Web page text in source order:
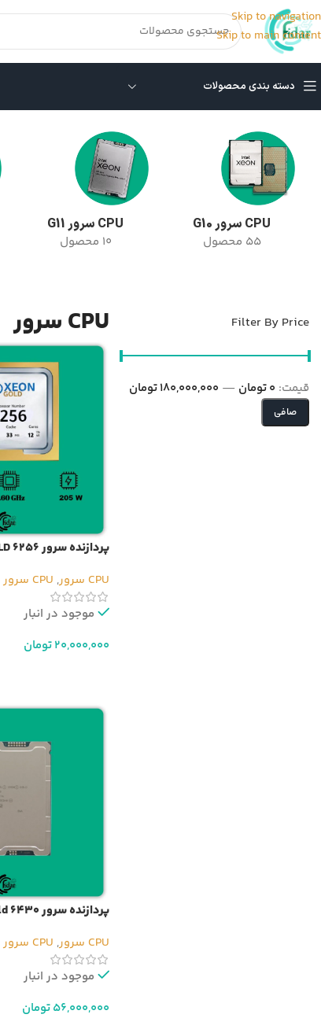
Skip to navigation
Skip to main content
دسته بندی محصولات
CPU سرور G10
55 محصول
CPU سرور G11
10 محصول
Filter By Price
صافی
قيمت: 0 تومان — 180,000,000 تومان
CPU سرور
پردازنده سرور INTEL XEON GOLD 6256
CPU سرور
, CPU سرور G10
موجود در انبار
20,000,000تومان
پردازنده سرور Intel Xeon Gold 6430
CPU سرور
, CPU سرور G11
موجود در انبار
56,000,000تومان